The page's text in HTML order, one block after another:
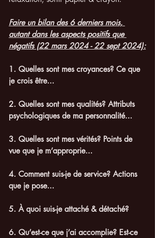
Faire un bilan des 6 derniers mois,
autant dans les aspects positifs que
négatifs (22 mars 2024 - 22 sept 2024):
1. Quelles sont mes croyances? Ce que
je crois être...
2. Quelles sont mes qualités? Attributs
psychologiques de ma personnalité...
3. Quelles sont mes vérités? Points de
vue que je m’approprie...
4. Comment suis-je de service? Actions
que je pose...
5. À quoi suis-je attaché & détaché?
6. Qu’est-ce que j’ai accomplie? Est-ce